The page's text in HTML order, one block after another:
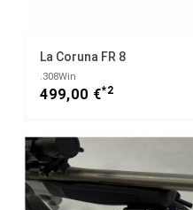
La Coruna FR 8
.308Win
499,00 €*2